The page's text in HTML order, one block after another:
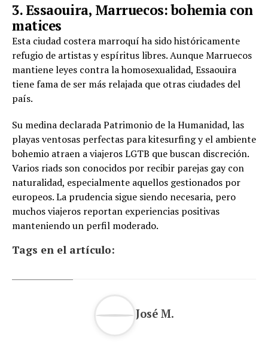
3. Essaouira, Marruecos: bohemia con
matices
Esta ciudad costera marroquí ha sido históricamente
refugio de artistas y espíritus libres. Aunque Marruecos
mantiene leyes contra la homosexualidad, Essaouira
tiene fama de ser más relajada que otras ciudades del
país.
Su medina declarada Patrimonio de la Humanidad, las
playas ventosas perfectas para kitesurfing y el ambiente
bohemio atraen a viajeros LGTB que buscan discreción.
Varios riads son conocidos por recibir parejas gay con
naturalidad, especialmente aquellos gestionados por
europeos. La prudencia sigue siendo necesaria, pero
muchos viajeros reportan experiencias positivas
manteniendo un perfil moderado.
Tags en el artículo:
José M.